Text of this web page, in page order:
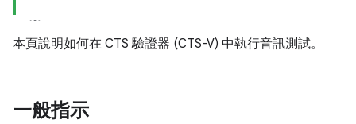
本頁說明如何在 CTS 驗證器 (CTS-V) 中執行音訊測試。
一般指示